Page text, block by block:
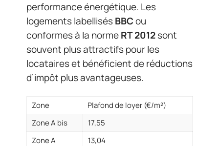
performance énergétique. Les
logements labellisésBBCou
conformes à la normeRT 2012sont
souvent plus attractifs pour les
locataires et bénéficient de réductions
d’impôt plus avantageuses.
Zone
Plafond de loyer (€/m²)
Zone A bis
17,55
Zone A
13,04